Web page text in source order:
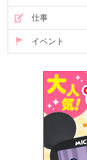
仕事
イベント